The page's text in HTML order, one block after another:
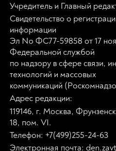
Учредитель и Главный
Свидетельство о
информации
Эл No ФС77-59858 от 17
Федеральной службой
по надзору в сфере связи,
технологий и массовых
коммуникаций
Адрес редакции:
119146, г. Москва,
18, пом. VI.
Телефон: +7(499)255-24-63
Электронная почта: